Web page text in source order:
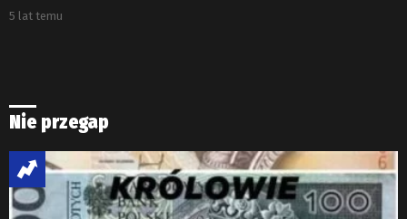
5 lat temu
Nie przegap